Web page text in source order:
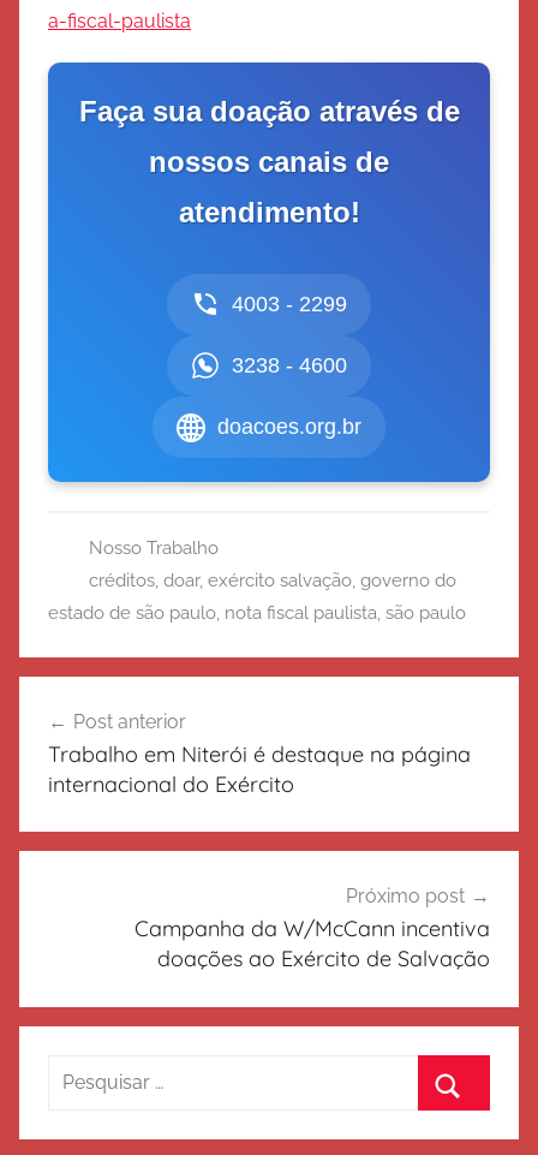
a-fiscal-paulista
Faça sua doação através de
nossos canais de
atendimento!
4003 - 2299
3238 - 4600
doacoes.org.br
Nosso Trabalho
créditos doar, exército salvação governo do
estado de são paulo nota fiscal paulista são paulo
de
Post
Post anterior
Trabalho em Niterói é destaque na página
internacional do Exército
Próximo post
Campanha da W/McCann incentiva
doações ao Exército de Salvação
Pesquisar